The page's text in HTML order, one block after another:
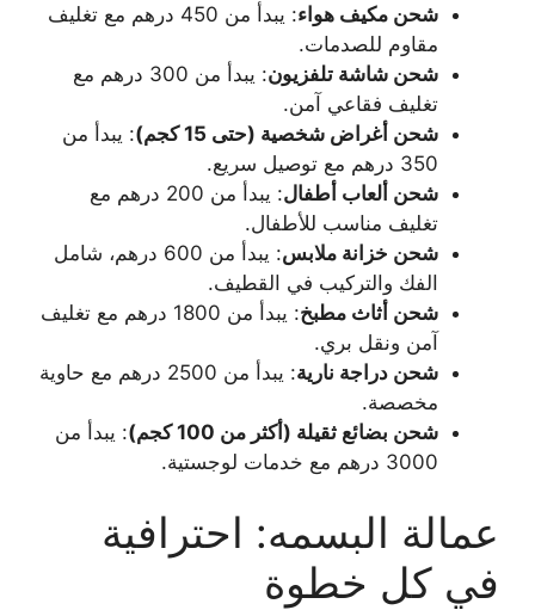
شحن مكيف هواء
: يبدأ من 450 درهم مع تغليف
مقاوم للصدمات.
شحن شاشة تلفزيون
: يبدأ من 300 درهم مع
تغليف فقاعي آمن.
شحن أغراض شخصية (حتى 15 كجم)
: يبدأ من
350 درهم مع توصيل سريع.
شحن ألعاب أطفال
: يبدأ من 200 درهم مع
تغليف مناسب للأطفال.
شحن خزانة ملابس
: يبدأ من 600 درهم، شامل
الفك والتركيب في القطيف.
شحن أثاث مطبخ
: يبدأ من 1800 درهم مع تغليف
آمن ونقل بري.
شحن دراجة نارية
: يبدأ من 2500 درهم مع حاوية
مخصصة.
شحن بضائع ثقيلة (أكثر من 100 كجم)
: يبدأ من
3000 درهم مع خدمات لوجستية.
عمالة البسمه: احترافية
في كل خطوة